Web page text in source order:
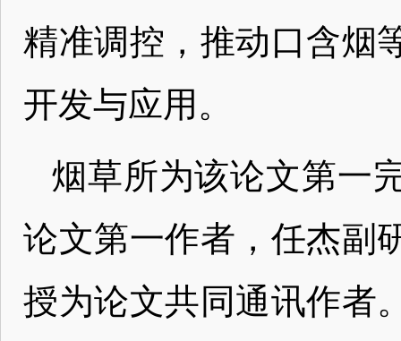
精准调控，推动口含烟
开发与应用。
烟草所为该论文第一
论文第一作者，任杰副
授为论文共同通讯作者